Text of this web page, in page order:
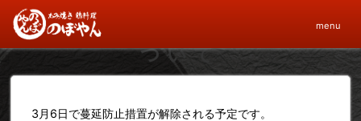
menu
3月6日以降の営業時間に
ついて
3月6日で蔓延防止措置が解除される予定です。